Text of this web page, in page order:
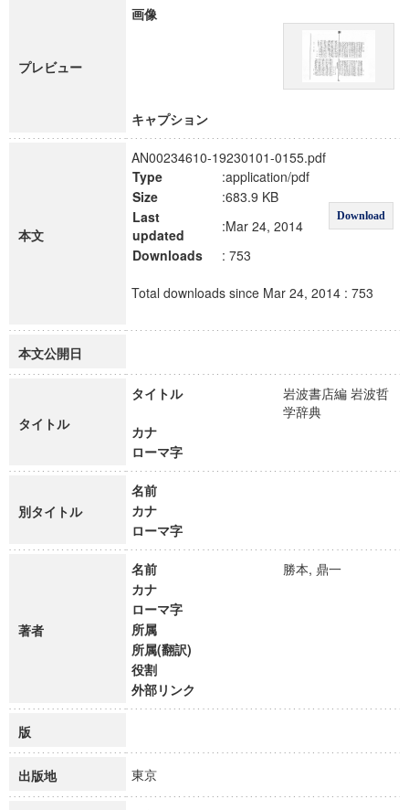
プレビュー
画像
キャプション
本文
AN00234610-19230101-0155.pdf
Type
:application/pdf
Download
Size
:683.9 KB
Last
updated
:Mar 24, 2014
Downloads
: 753
Total downloads since Mar 24, 2014 : 753
本文公開日
タイトル
タイトル
岩波書店編 岩波哲
学辞典
カナ
ローマ字
別タイトル
名前
カナ
ローマ字
著者
名前
勝本, 鼎一
カナ
ローマ字
所属
所属(翻訳)
役割
外部リンク
版
出版地 東京